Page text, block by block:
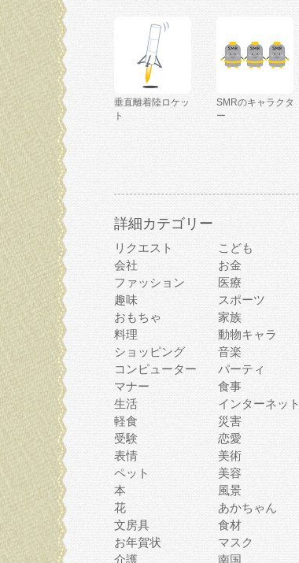
垂直離着陸ロケッ
ト
SMRのキャラクタ
ー
詳細カテゴリー
リクエスト こども
会社
お金
ファッション
医療
趣味
スポーツ
おもちゃ
家族
料理
動物キャラ
ショッピング
音楽
コンピューター
パーティ
マナー
食事
生活
インターネット
軽食
災害
受験
恋愛
表情
美術
ペット
美容
本
風景
花
あかちゃん
文房具
食材
お年賀状
マスク
介護
南国